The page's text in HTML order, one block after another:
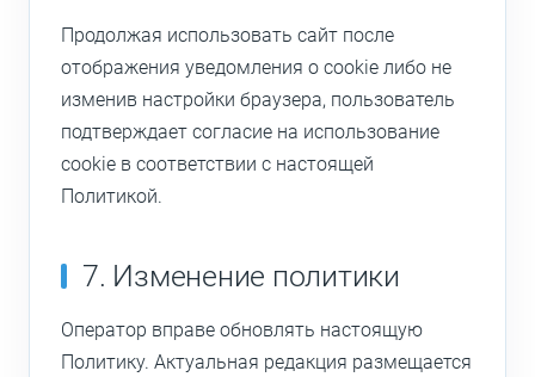
Продолжая использовать сайт после
отображения уведомления о cookie либо не
изменив настройки браузера, пользователь
подтверждает согласие на использование
cookie в соответствии с настоящей
Политикой.
7. Изменение политики
Оператор вправе обновлять настоящую
Политику. Актуальная редакция размещается